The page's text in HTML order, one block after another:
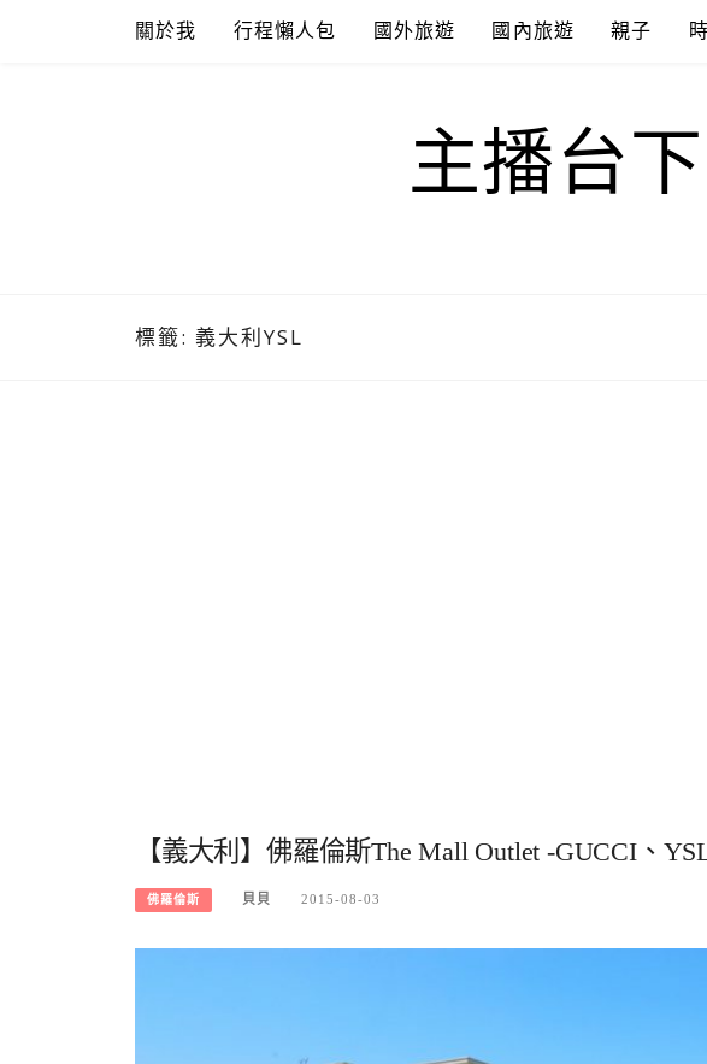
關於我 行程懶人包 國外旅遊 國內旅遊 親子
主播台
標籤: 義大利YSL
【義大利】佛羅倫斯The Mall Outlet -GUCCI、
佛羅倫斯 貝貝 2015-08-03